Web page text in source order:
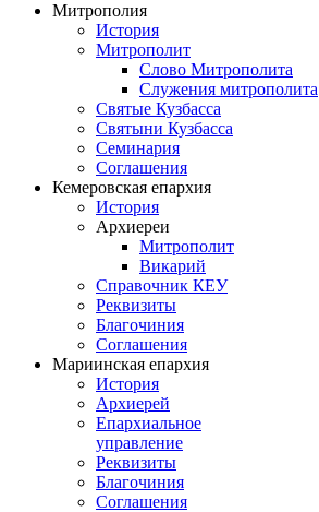
Митрополия
История
Митрополит
Слово Митрополита
Служения митрополита
Святые Кузбасса
Святыни Кузбасса
Семинария
Соглашения
Кемеровская епархия
История
Архиереи
Митрополит
Викарий
Справочник КЕУ
Реквизиты
Благочиния
Соглашения
Мариинская епархия
История
Архиерей
Епархиальное
управление
Реквизиты
Благочиния
Соглашения